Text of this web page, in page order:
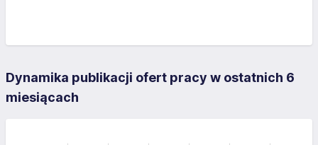
Dynamika publikacji ofert pracy w ostatnich 6
miesiącach